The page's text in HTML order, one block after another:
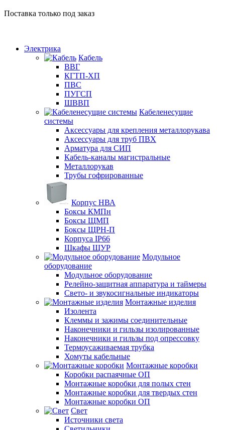
Поставка только под заказ
Электрика
Кабель
ВВГ
КГТП-ХП
ПВС
ПУГСП
ШВВП
Кабеленесущие
системы
Аксессуары для крепления металлорукава
Аксессуары для труб ПВХ
Арматура для СИП
Кабель-каналы магистральные
Металлорукав
Трубы гофрированные
Корпус НВА
Боксы КМПн
Боксы ЩМП
Боксы ЩРН-П
Корпуса IP66
Шкафы ЩУР
Модульное
оборудование
Модульное оборудование
Релейно-защитная аппаратура и таймеры
Свето- и звукосигнальные индикаторы
Монтажные изделия
Изолента
Клеммы и зажимы соединительные
Наконечники и гильзы изолированные
Наконечники и гильзы под опрессовку
Термоусаживаемая трубка
Хомуты кабельные
Монтажные коробки
Коробки распаячные ОП
Монтажные коробки для полых стен
Монтажные коробки для твердых стен
Монтажные коробки ОП
Свет
Источники света